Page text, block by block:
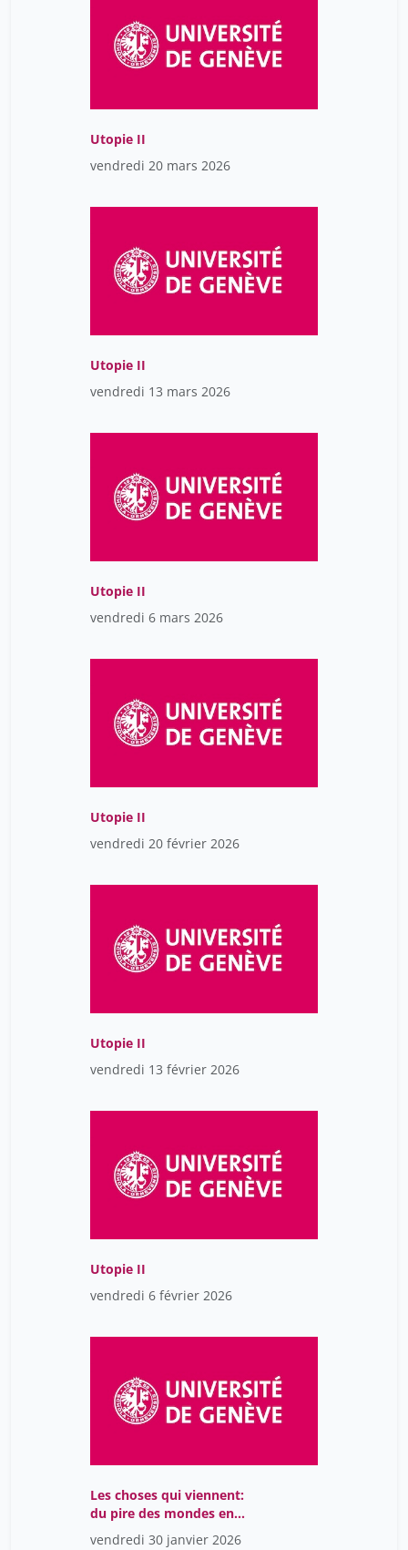
Utopie II
vendredi 20 mars 2026
Utopie II
vendredi 13 mars 2026
Utopie II
vendredi 6 mars 2026
Utopie II
vendredi 20 février 2026
Utopie II
vendredi 13 février 2026
Utopie II
vendredi 6 février 2026
Les choses qui viennent:
du pire des mondes en
dystopie
vendredi 30 janvier 2026